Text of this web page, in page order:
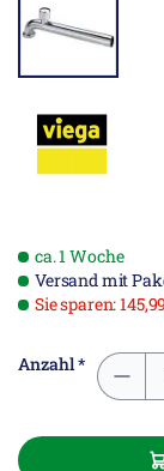
ca. 1 Woche
Versand mit
Sie sparen:
Anzahl *